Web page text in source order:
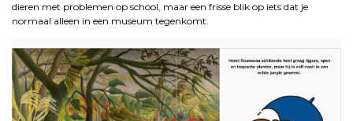
dieren met problemen op school, maar een frisse blik op iets dat je
normaal alleen in een museum tegenkomt.